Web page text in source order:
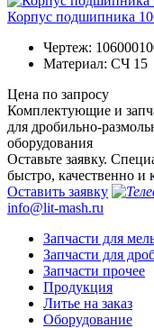
Корпус подшипника
Чертеж:
Материал: СЧ 15
Цена по запросу
Комплектующие и
для дробильно-
оборудования
Оставьте заявку.
быстро, качественно и
Оставить заявку
info@lit-mash.ru
Запчасти для
Запчасти для
Запчасти прочее
Продукция
Литье на заказ
Оборудование